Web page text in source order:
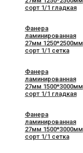
сорт 1/1 гладкая
Фанера
ламинированная
27мм 1250*2500мм
сорт 1/1 сетка
Фанера
ламинированная
27мм 1500*3000мм
сорт 1/1 гладкая
Фанера
ламинированная
27мм 1500*3000мм
сорт 1/1 сетка